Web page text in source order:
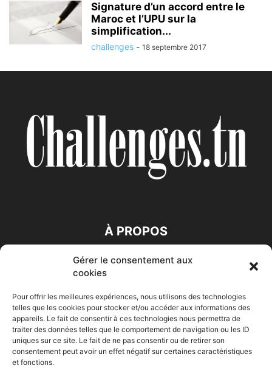
Gérer le consentement aux
cookies
Pour offrir les meilleures expériences, nous utilisons des technologies
telles que les cookies pour stocker et/ou accéder aux informations des
appareils. Le fait de consentir à ces technologies nous permettra de
traiter des données telles que le comportement de navigation ou les ID
uniques sur ce site. Le fait de ne pas consentir ou de retirer son
consentement peut avoir un effet négatif sur certaines caractéristiques
et fonctions.
Signature d’un accord entre le
Maroc et l’UPU sur la
simplification...
challenges - 18 septembre 2017
À PROPOS
SUIVEZ NOUS
Accueil Economie Entreprises Entrepreneur Afrique